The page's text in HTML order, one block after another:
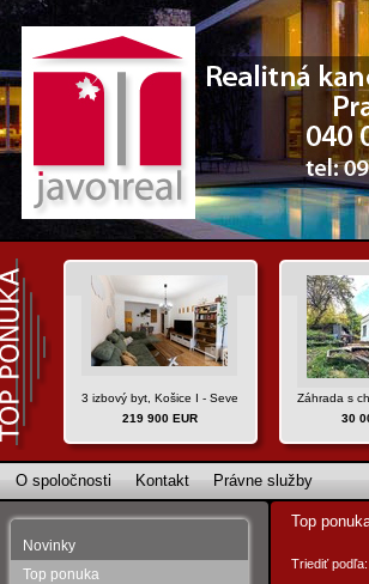
3 izbový byt, Košice I - Sever, ul. Hlinkova
219 900 EUR
Záhrada s
30
O spoločnosti Kontakt Právne služby
Novinky
Top ponuka
Top
Triediť podľa: